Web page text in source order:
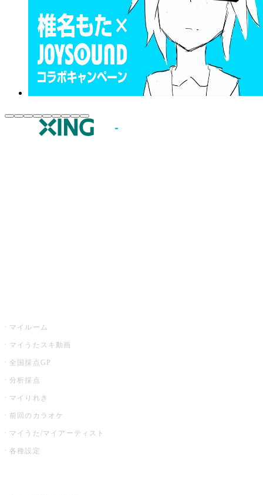
マイルーム
マイうたスキ動画
全国採点GP
分析採点
マイりれき
前回のカラオケ
マイうた/マイアーティスト
各種設定